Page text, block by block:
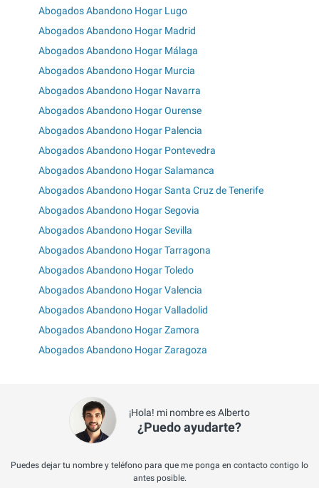
Abogados Abandono Hogar Lugo
Abogados Abandono Hogar Madrid
Abogados Abandono Hogar Málaga
Abogados Abandono Hogar Murcia
Abogados Abandono Hogar Navarra
Abogados Abandono Hogar Ourense
Abogados Abandono Hogar Palencia
Abogados Abandono Hogar Pontevedra
Abogados Abandono Hogar Salamanca
Abogados Abandono Hogar Santa Cruz de Tenerife
Abogados Abandono Hogar Segovia
Abogados Abandono Hogar Sevilla
Abogados Abandono Hogar Tarragona
Abogados Abandono Hogar Toledo
Abogados Abandono Hogar Valencia
Abogados Abandono Hogar Valladolid
Abogados Abandono Hogar Zamora
Abogados Abandono Hogar Zaragoza
¡Hola! mi nombre es Alberto
¿Puedo ayudarte?
Puedes dejar tu nombre y teléfono para que me ponga en contacto contigo lo
antes posible.